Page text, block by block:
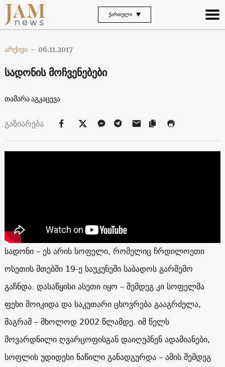
ᲥᲐᲠᲗᲣᲚᲘ
არქივი - 06.11.2017
სადონის მოჩვენებები
თამარა აგკაცევა
გაზიარება
სადონი – ეს არის სოფელი, რომელიც ჩრდილოეთი
ოსეთის მთებში 19-ე საუკუნეში საბადოს გარშემო
გაჩნდა. დასაწყისი ასეთი იყო – შემდეგ კი სოფელმა
ფეხი მოიკიდა და საკუთარი ცხოვრება გააგრძელა,
მაგრამ – მხოლოდ 2002 წლამდე. იმ წელს
მოვარდნილი ღვარცოფისგან დაიღუპნენ ადამიანები,
სოფლის უდიდესი ნაწილი განადგურდა – ამის შემდეგ